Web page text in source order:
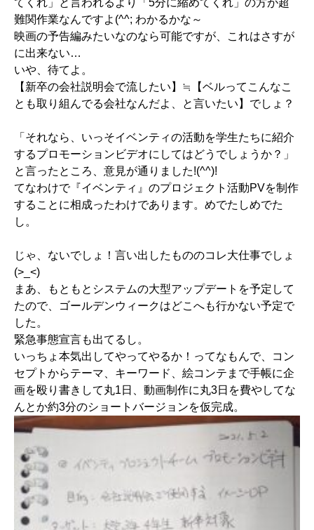
てくれ」と言われるより「5分に縮めてくれ」の方が超
難関作業なんですよ(^^; わかるかな～
映画の予告編みたいなのなら可能ですが、これはさすが
に出来ない…
いや、待てよ。
【新卒の会社説明会で流したい】≒【ベルってこんなこ
とも取り組んでる会社なんだよ、と言いたい】でしょ？
「それなら、いっそイベンティの活動を学生たちに紹介
するプロモーションビデオにしてはどうでしょうか？」
と言ったところ、意見が通りました!(^^)!
てなわけで『イベンティ』のプロジェクト活動PVを制作
することに相成ったわけであります。めでたしめでた
し。
じゃ、ないでしょ！言い出したもののコレ大仕事でしょ
(>_<)
まあ、もともとシステムの大型アップデートを予定して
たので、ゴールデンウィークはどこへも行かない予定で
した。
緊急事態宣言も出てるし。
いっちょ本気出してやってやるか！ってなもんで、コン
セプトからテーマ、キーワード、絵コンテまで手帳に企
画を殴り書きして丸1日、動画制作に丸3日を費やしてな
んとか約3分のショートバージョンを仮完成。